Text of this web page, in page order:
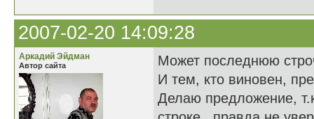
2007-02-20 14:09:28
Аркадий Эйдман
Автор сайта
Может последнюю
И тем, кто виновен,
Делаю предложение,